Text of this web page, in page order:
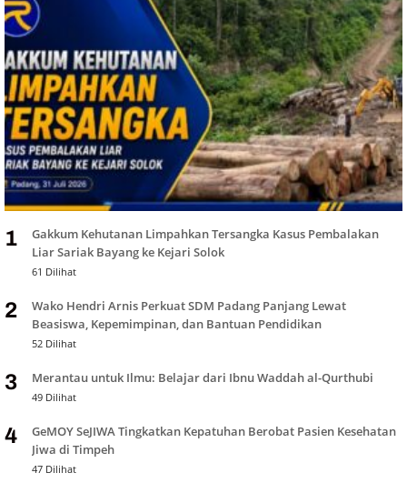
1
Gakkum Kehutanan Limpahkan Tersangka Kasus Pembalakan
Liar Sariak Bayang ke Kejari Solok
61 Dilihat
2
Wako Hendri Arnis Perkuat SDM Padang Panjang Lewat
Beasiswa, Kepemimpinan, dan Bantuan Pendidikan
52 Dilihat
3 Merantau untuk Ilmu: Belajar dari Ibnu Waddah al-Qurthubi
49 Dilihat
4
GeMOY SeJIWA Tingkatkan Kepatuhan Berobat Pasien Kesehatan
Jiwa di Timpeh
47 Dilihat